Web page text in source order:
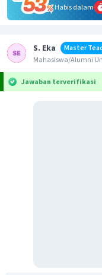
Habis dalam
S. Eka
Master
Mahasiswa/Alumni
Jawaban terverifikasi